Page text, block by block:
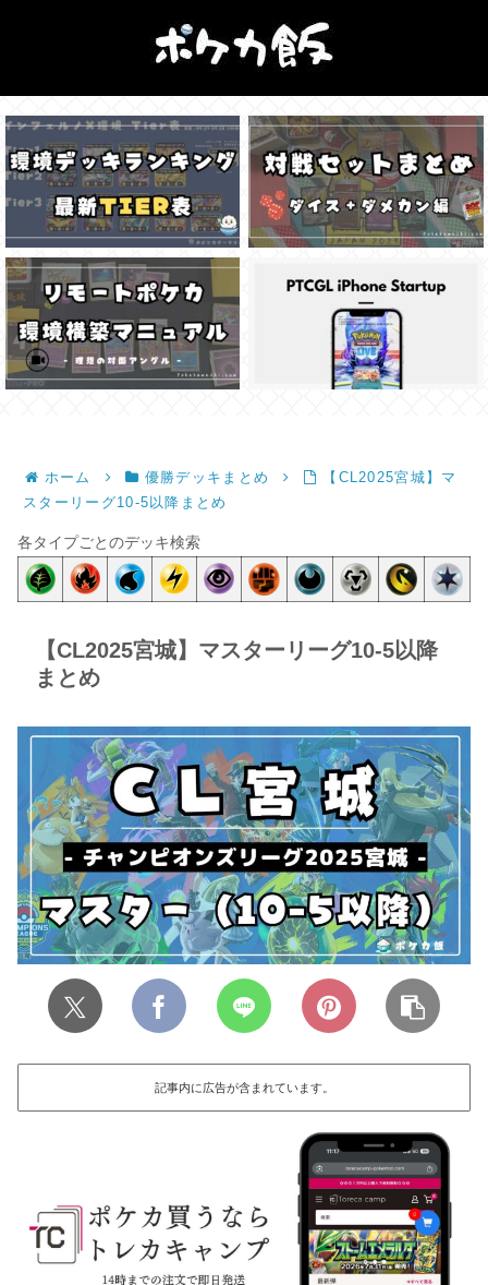
ホーム 優勝デッキまとめ
【CL2025宮城】マ
スターリーグ10-5以降まとめ
各タイプごとのデッキ検索
【CL2025宮城】マスターリーグ10-5以降
まとめ
記事内に広告が含まれています。